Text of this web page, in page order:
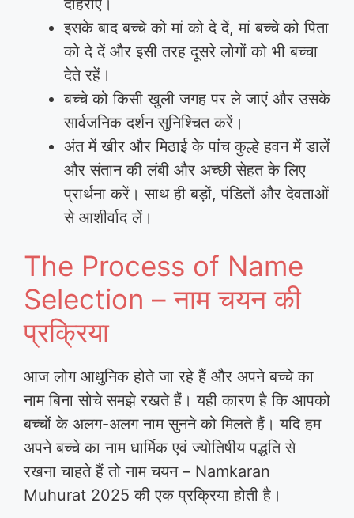
इसके बाद बच्चे को मां को दे दें, मां बच्चे को पिता
को दे दें और इसी तरह दूसरे लोगों को भी बच्चा
देते रहें।
बच्चे को किसी खुली जगह पर ले जाएं और उसके
सार्वजनिक दर्शन सुनिश्चित करें।
अंत में खीर और मिठाई के पांच कुल्हे हवन में डालें
और संतान की लंबी और अच्छी सेहत के लिए
प्रार्थना करें। साथ ही बड़ों, पंडितों और देवताओं
से आशीर्वाद लें।
The Process of Name
Selection – नाम चयन की
प्रक्रिया
आज लोग आधुनिक होते जा रहे हैं और अपने बच्चे का
नाम बिना सोचे समझे रखते हैं। यही कारण है कि आपको
बच्चों के अलग-अलग नाम सुनने को मिलते हैं। यदि हम
अपने बच्चे का नाम धार्मिक एवं ज्योतिषीय पद्धति से
रखना चाहते हैं तो नाम चयन – Namkaran
Muhurat 2025 की एक प्रक्रिया होती है।